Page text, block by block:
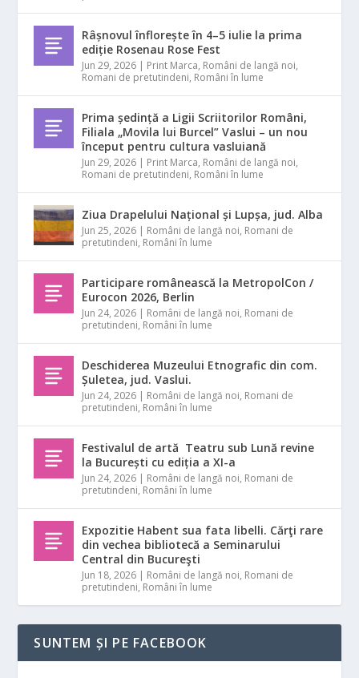
Râșnovul înflorește în 4–5 iulie la prima
ediție Rosenau Rose Fest
Jun 29, 2026 | Print Marca, Români de langă noi,
Romani de pretutindeni, Români în lume
Prima ședință a Ligii Scriitorilor Români,
Filiala „Movila lui Burcel” Vaslui – un nou
început pentru cultura vasluiană
Jun 29, 2026 | Print Marca, Români de langă noi,
Romani de pretutindeni, Români în lume
Ziua Drapelului Național și Lupșa, jud. Alba
Jun 25, 2026 | Români de langă noi, Romani de
pretutindeni, Români în lume
Participare românească la MetropolCon /
Eurocon 2026, Berlin
Jun 24, 2026 | Români de langă noi, Romani de
pretutindeni, Români în lume
Deschiderea Muzeului Etnografic din com.
Șuletea, jud. Vaslui.
Jun 24, 2026 | Români de langă noi, Romani de
pretutindeni, Români în lume
Festivalul de artă Teatru sub Lună revine
la București cu ediția a XI-a
Jun 24, 2026 | Români de langă noi, Romani de
pretutindeni, Români în lume
Expozitie Habent sua fata libelli. Cărţi rare
din vechea bibliotecă a Seminarului
Central din Bucureşti
Jun 18, 2026 | Români de langă noi, Romani de
pretutindeni, Români în lume
SUNTEM ȘI PE FACEBOOK